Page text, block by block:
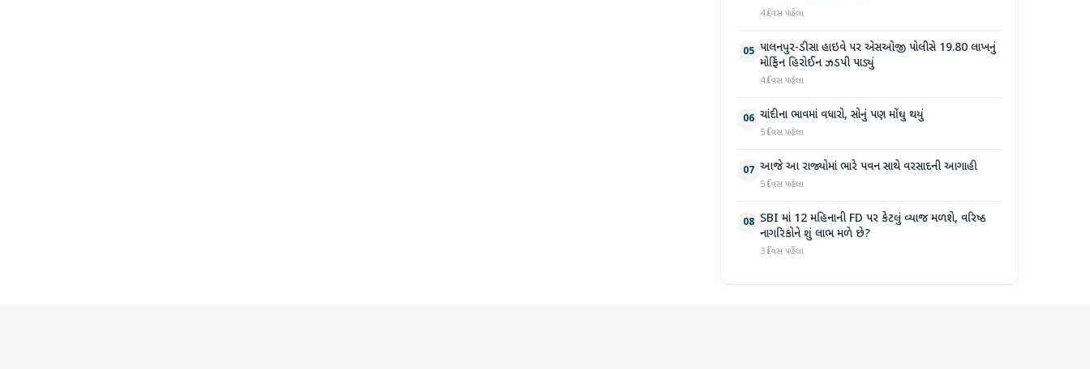
4 દિવસ પહેલા
05 પાલનપુર-ડીસા હાઇવે પર એસઓજી પોલીસે 19.80 લાખનું
મોર્ફિન હિરોઈન ઝડપી પાડ્યું
4 દિવસ પહેલા
06 ચાંદીના ભાવમાં વધારો, સોનું પણ મોંઘુ થયું
5 દિવસ પહેલા
07 આજે આ રાજ્યોમાં ભારે પવન સાથે વરસાદની આગાહી
5 દિવસ પહેલા
08 SBI માં 12 મહિનાની FD પર કેટલું વ્યાજ મળશે, વરિષ્ઠ
નાગરિકોને શું લાભ મળે છે?
3 દિવસ પહેલા